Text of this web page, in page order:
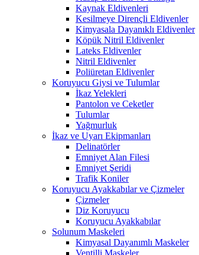
Kaynak Eldivenleri
Kesilmeye Dirençli Eldivenler
Kimyasala Dayanıklı Eldivenler
Köpük Nitril Eldivenler
Lateks Eldivenler
Nitril Eldivenler
Poliüretan Eldivenler
Koruyucu Giysi ve Tulumlar
İkaz Yelekleri
Pantolon ve Ceketler
Tulumlar
Yağmurluk
İkaz ve Uyarı Ekipmanları
Delinatörler
Emniyet Alan Filesi
Emniyet Şeridi
Trafik Koniler
Koruyucu Ayakkabılar ve Çizmeler
Çizmeler
Diz Koruyucu
Koruyucu Ayakkabılar
Solunum Maskeleri
Kimyasal Dayanımlı Maskeler
Ventilli Maskeler